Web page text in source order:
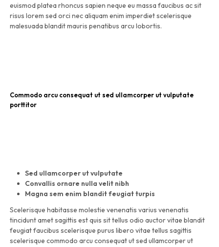
euismod platea rhoncus sapien neque eu massa faucibus ac sit
risus lorem sed orci nec aliquam enim imperdiet scelerisque
malesuada blandit mauris penatibus arcu lobortis.
Commodo arcu consequat ut sed ullamcorper ut vulputate
porttitor
Sed ullamcorper ut vulputate
Convallis ornare nulla velit nibh
Magna sem enim blandit feugiat turpis
Scelerisque habitasse molestie venenatis varius venenatis
tincidunt amet sagittis est quis sit tellus odio auctor vitae blandit
feugiat faucibus scelerisque purus libero vitae tellus sagittis
scelerisque commodo arcu consequat ut sed ullamcorper ut